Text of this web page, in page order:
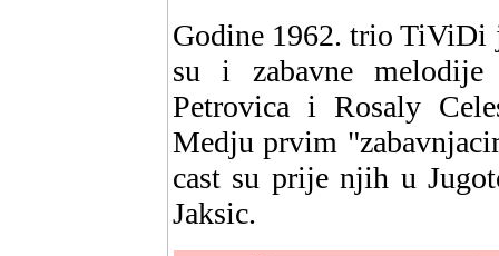
Godine 1962. trio TiViDi
su i zabavne
Petrovica i Rosaly
Medju prvim
cast su prije njih u
Jaksic.